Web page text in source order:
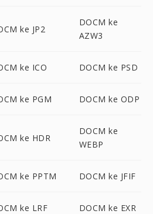
ke JP2
DOCM ke
AZW3
ke ICO DOCM ke PSD
ke PGM DOCM ke ODP
ke HDR
DOCM ke
WEBP
ke PPTM DOCM ke JFIF
ke LRF DOCM ke EXR